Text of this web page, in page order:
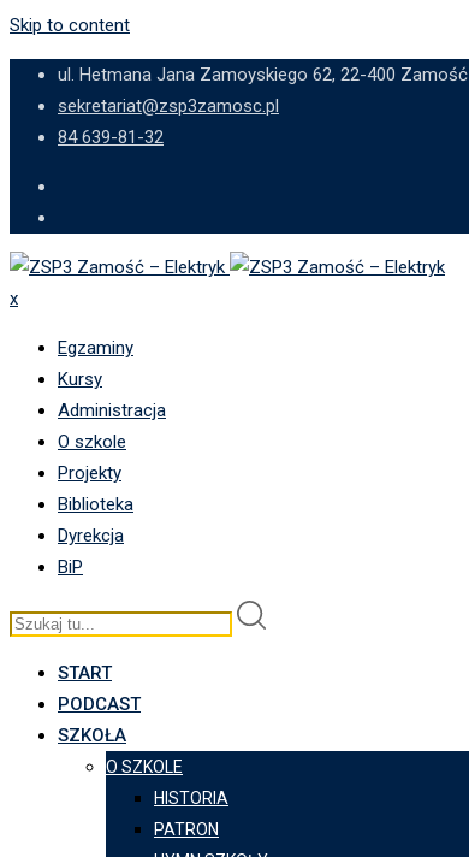
Skip to content
ul. Hetmana Jana Zamoyskiego 62, 22-400 Zamość
sekretariat@zsp3zamosc.pl
84 639-81-32
x
Egzaminy
Kursy
Administracja
O szkole
Projekty
Biblioteka
Dyrekcja
BiP
START
PODCAST
SZKOŁA
O SZKOLE
HISTORIA
PATRON